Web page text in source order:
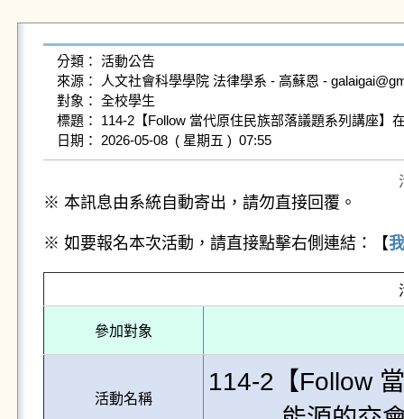
分類： 活動公告
來源： 人文社會科學學院 法律學系 - 高蘇恩 -
對象： 全校學生
標題： 114-2【Follow 當代原住民族部落議題系列講座】
日期： 2026-05-08  ( 星期五 )  07:55
※ 本訊息由系統自動寄出，請勿直接回覆。
※ 如要報名本次活動，請直接點擊右側連結：【
參加對象
活動名稱
114-2【Follow